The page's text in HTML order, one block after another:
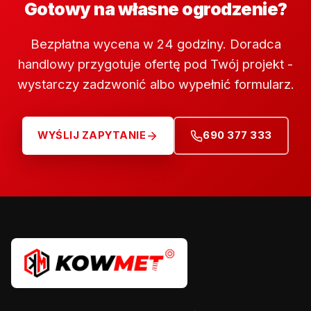
Gotowy na własne ogrodzenie?
Bezpłatna wycena w 24 godziny. Doradca
handlowy przygotuje ofertę pod Twój projekt -
wystarczy zadzwonić albo wypełnić formularz.
WYŚLIJ ZAPYTANIE 690 377 333